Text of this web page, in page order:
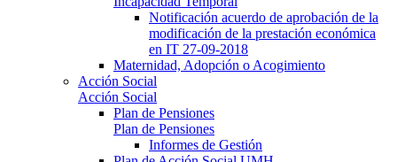
Notificación acuerdo de aprobación de la
modificación de la prestación económica
en IT 27-09-2018
Maternidad, Adopción o Acogimiento
Acción Social
Acción Social
Plan de Pensiones
Plan de Pensiones
Informes de Gestión